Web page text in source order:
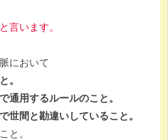
言います。
において
。
通用するルールのこと。
世間と勘違いしていること。
と。